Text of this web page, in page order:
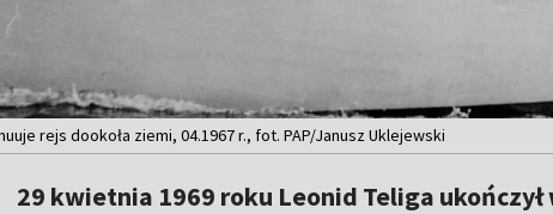
rejs dookoła ziemi, 04.1967 r., fot. PAP/Janusz Uklejewski
29 kwietnia 1969 roku Leonid Teliga